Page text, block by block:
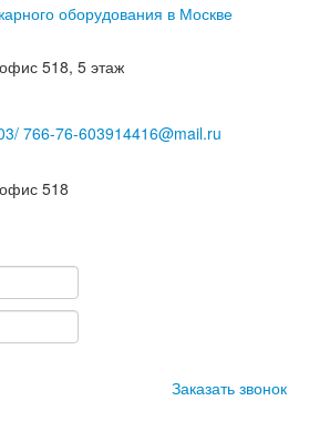
518, 5 этаж
766-76-603914416@mail.ru
518
Заказать звонок